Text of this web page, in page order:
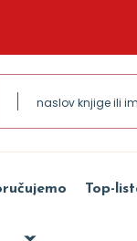
Top-